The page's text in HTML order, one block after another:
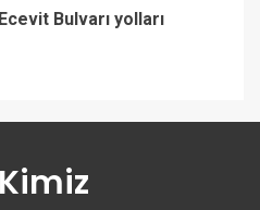
Bulvarı yolları